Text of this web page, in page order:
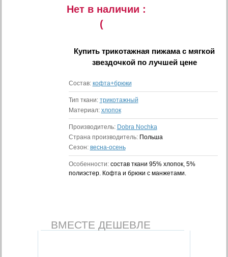
Нет в наличии :
(
Купитьтрикотажная пижама с мягкой
звездочкойпо лучшей цене
Состав: кофта+брюки
Тип ткани: трикотажный
Материал: хлопок
Производитель: Dobra Nochka
Страна производитель: Польша
Сезон: весна-осень
Особенности: состав ткани 95% хлопок, 5%
полиэстер. Кофта и брюки с манжетами.
ВМЕСТЕ ДЕШЕВЛЕ